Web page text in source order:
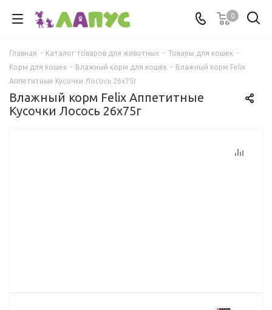
0
Главная - Каталог товаров для животных - Товары для кошек -
Корм для кошек - Влажный корм для кошек - Влажный корм Felix
Аппетитные Кусочки Лосось 26x75г
Влажный корм Felix Аппетитные
Кусочки Лосось 26x75г